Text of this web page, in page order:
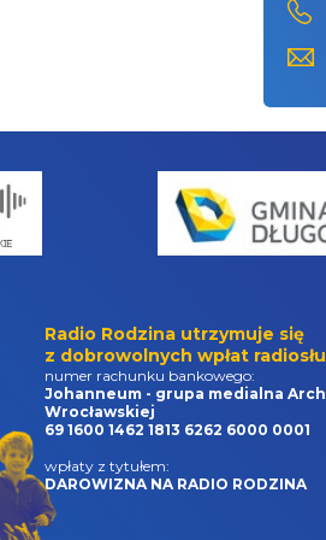
Radio Rodzina utrzymuje się
z dobrowolnych wpłat
numer rachunku bankowego:
Johanneum - grupa medialna
Wrocławskiej
69 1600 1462 1813 6262 6000 0001
wpłaty z tytułem:
DAROWIZNA NA RADIO RODZINA